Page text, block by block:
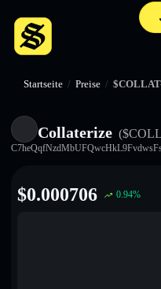
Startseite / Preise /
Collaterize
$0.000706 0.94%